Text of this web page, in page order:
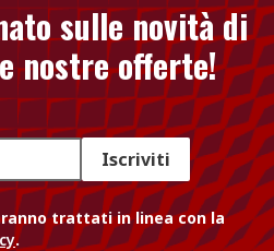
sulle novità di
nostre offerte!
Iscriviti
trattati in linea con la
.